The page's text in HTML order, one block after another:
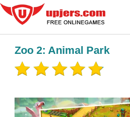
Zoo 2: Animal Park